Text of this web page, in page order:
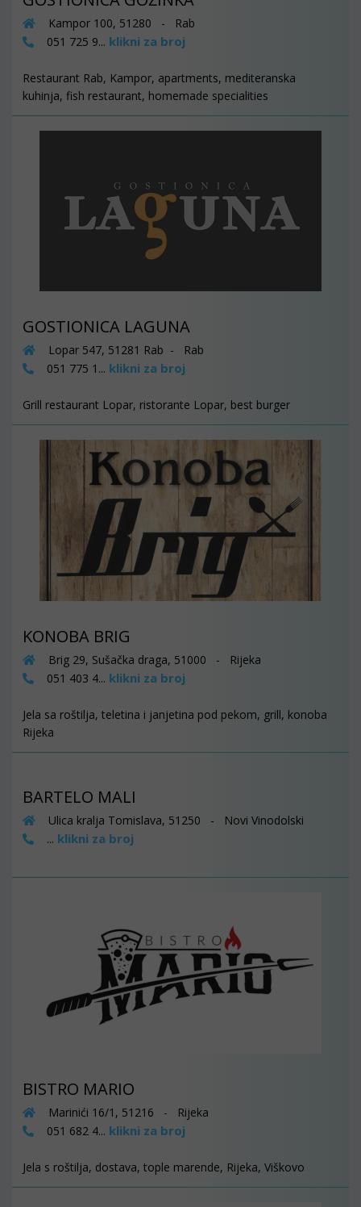
Kampor 100, 51280 - Rab
051 725 9... klikni za broj
Restaurant Rab, Kampor, apartments, mediteranska
kuhinja, fish restaurant, homemade specialities
GOSTIONICA LAGUNA
Lopar 547, 51281 Rab - Rab
051 775 1... klikni za broj
Grill restaurant Lopar, ristorante Lopar, best burger
KONOBA BRIG
Brig 29, Sušačka draga, 51000 - Rijeka
051 403 4... klikni za broj
Jela sa roštilja, teletina i janjetina pod pekom, grill, konoba
Rijeka
BARTELO MALI
Ulica kralja Tomislava, 51250 - Novi Vinodolski
... klikni za broj
BISTRO MARIO
Marinići 16/1, 51216 - Rijeka
051 682 4... klikni za broj
Jela s roštilja, dostava, tople marende, Rijeka, Viškovo